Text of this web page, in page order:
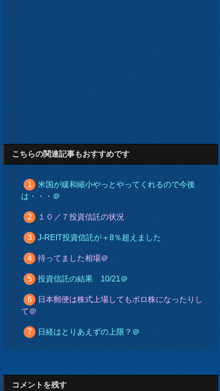
こちらの関連記事もおすすめです
米国が緩和縮小やっとやってくれるので今後
は・・・＠
１０／７投資信託の状況
J-REIT投資信託が＋8％超えました
待ってました相場＠
投資信託の結果 10/21＠
日本郵便は株式上場してもボロ株になったりし
て＠
日経はとりあえずの上限？＠
コメントを残す